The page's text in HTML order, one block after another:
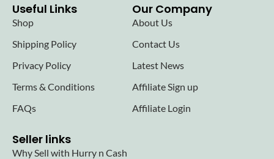
Useful Links
Shop
Shipping Policy
Privacy Policy
Terms & Conditions
FAQs
Our Company
About Us
Contact Us
Latest News
Affiliate Sign up
Affiliate Login
Seller links
Why Sell with Hurry n Cash